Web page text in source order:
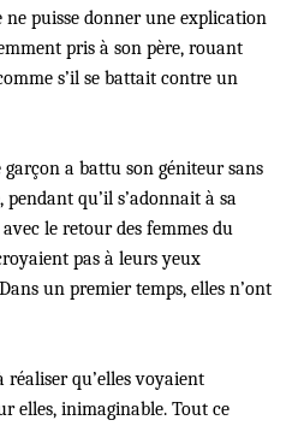
ne puisse donner une explication
pris à son père, rouant
s’il se battait contre un
a battu son géniteur sans
qu’il s’adonnait à sa
le retour des femmes du
pas à leurs yeux
un premier temps, elles n’ont
qu’elles voyaient
elles, inimaginable. Tout ce